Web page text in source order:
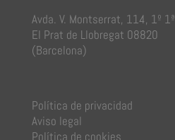
Avda. V. Montserrat, 114, 1º 1ª
El Prat de Llobregat 08820
(Barcelona)
Política de privacidad
Aviso legal
Política de cookies